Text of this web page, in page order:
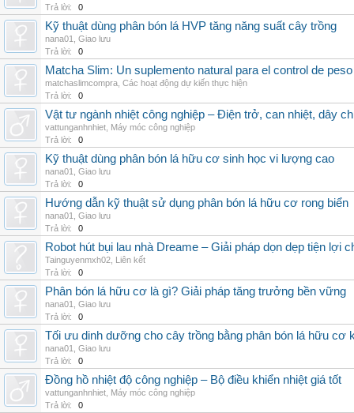
Trả lời:
0
Kỹ thuật dùng phân bón lá HVP tăng năng suất cây trồng
nana01
Giao lưu
Trả lời:
0
Matcha Slim: Un suplemento natural para el control de peso
matchaslimcompra Các hoạt động dự kiến thực hiện
Trả lời:
0
Vật tư ngành nhiệt công nghiệp – Điện trở, can nhiệt, dây
vattunganhnhiet Máy móc công nghiệp
Trả lời:
0
Kỹ thuật dùng phân bón lá hữu cơ sinh học vi lượng cao
nana01
Giao lưu
Trả lời:
0
Hướng dẫn kỹ thuật sử dụng phân bón lá hữu cơ rong biển
nana01
Giao lưu
Trả lời:
0
Robot hút bụi lau nhà Dreame – Giải pháp dọn dẹp tiện lợi
Tainguyenmxh02 Liên kết
Trả lời:
0
Phân bón lá hữu cơ là gì? Giải pháp tăng trưởng bền vững
nana01
Giao lưu
Trả lời:
0
Tối ưu dinh dưỡng cho cây trồng bằng phân bón lá hữu cơ
nana01
Giao lưu
Trả lời:
0
Đồng hồ nhiệt độ công nghiệp – Bộ điều khiển nhiệt giá tốt
vattunganhnhiet Máy móc công nghiệp
Trả lời:
0